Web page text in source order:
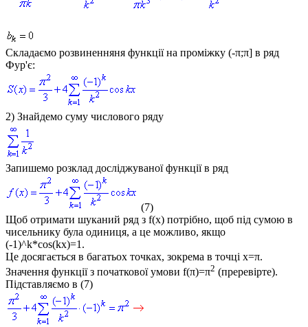
Складаємо розвиненняня функції на проміжку (-π;π] в ряд
Фур'є:
2) Знайдемо суму числового ряду
Запишемо розклад досліджуваної функції в ряд
(7)
Щоб отримати шуканий ряд з f(x) потрібно, щоб під сумою в
чисельнику була одиниця, а це можливо, якщо
(-1)^k*cos(kx)=1 .
Це досягається в багатьох точках, зокрема в точці x=π.
Значення функції з початкової умови f(π)=π2 (преревірте).
Підставляємо в (7)